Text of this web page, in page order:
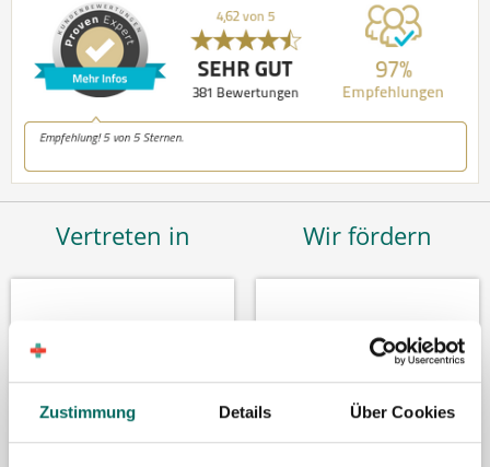
Zustimmung Details Über Cookies
Vertreten in Wir fördern